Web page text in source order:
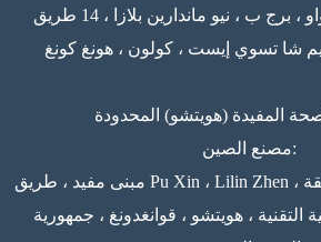
غرفة 608-610 ، 6 / واو ، برج ب ، نيو ماندارين بلازا ، 14 طريق
شا تسوي إيست ، كولون ، هونغ كونغ
المفيدة (هويتشو) المحدودة
مصنع الصين:
مبنى مفيد ، طريق Pu Xin ، Lilin Zhen ، منطقة Zhongkai الوطنية
التقنية ، هويتشو ، قوانغدونغ ، جمهورية